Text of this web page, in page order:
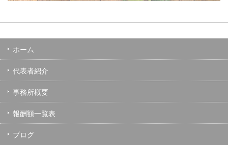
ホーム
代表者紹介
事務所概要
報酬額一覧表
ブログ